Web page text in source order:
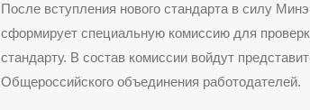
После вступления нового стандарта в силу
сформирует специальную комиссию для
стандарту. В состав комиссии войдут
Общероссийского объединения работодателей.